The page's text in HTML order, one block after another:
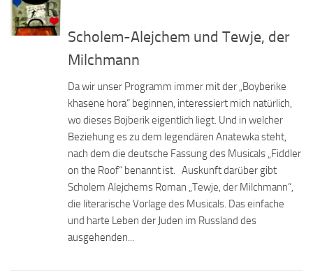
Scholem-Alejchem und Tewje, der
Milchmann
Da wir unser Programm immer mit der „Boyberike
khasene hora“ beginnen, interessiert mich natürlich,
wo dieses Bojberik eigentlich liegt. Und in welcher
Beziehung es zu dem legendären Anatewka steht,
nach dem die deutsche Fassung des Musicals „Fiddler
on the Roof“ benannt ist. Auskunft darüber gibt
Scholem Alejchems Roman „Tewje, der Milchmann“,
die literarische Vorlage des Musicals. Das einfache
und harte Leben der Juden im Russland des
ausgehenden...